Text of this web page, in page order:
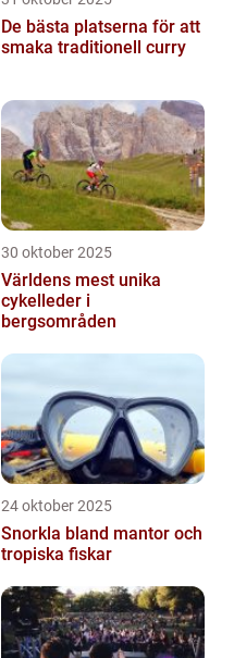
De bästa platserna för att
smaka traditionell curry
30 oktober 2025
Världens mest unika
cykelleder i
bergsområden
24 oktober 2025
Snorkla bland mantor och
tropiska fiskar